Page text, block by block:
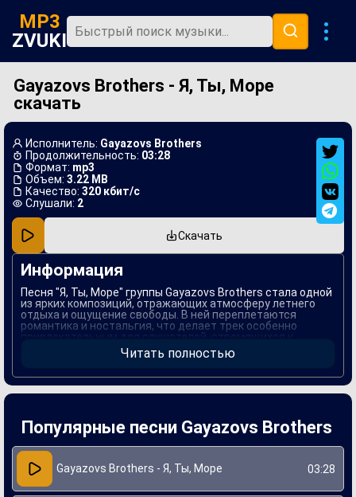
MP3
ZVUKI
Главная
Новинки
Популярная
В машину
Музыка 80х
Ремиксы
Gayazovs Brothers - Я, Ты, Море
скачать
Исполнитель: Gayazovs Brothers
Продолжительность: 03:28
Формат: mp3
Объем: 3.22 MB
Качество: 320 кбит/с
Слушали: 2
Скачать
Информация
Песня "Я, Ты, Море" группы Gayazovs Brothers стала одной
из ярких композиций, отражающих атмосферу летнего
отдыха и ощущение свободы. В ней переплетаются
романтика и ностальгия, что делает трек особенно
привлекательным для слушателей, стремящихся к
уединению и красоте природы. Мелодия запоминается с
первого прослушивания, а текст вызывает желание
Создание этой песни стало результатом совместной
за окружающим миром. Gayazovs Brothers стремились
передать в "Я, Ты, Море" атмосферу беззаботных дней у
побережья, где свежий ветер и волны служат фоном для
глубоких чувств. Благодаря этому, песня быстро
завоевала популярность и нашла отклик в сердцах
фанатов.
Читать полностью
Популярные песни Gayazovs Brothers
Gayazovs Brothers - Я, Ты, Море 03:28